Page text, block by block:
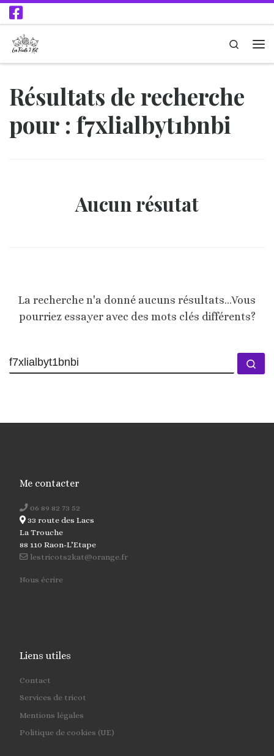
Passer au contenu
Search
Résultats de recherche
pour : f7xlialbyt1bnbi
Aucun résutat
La recherche n'a donné aucuns résultats...Vous
pourriez essayer avec des mots clés différents?
Me contacter
06 89 82 73 52
33 route des Lacs
La Trouche
88 110 Raon-L’Etape
lestricots2kat@orange.fr
Nous écrire
Liens utiles
Contact
Services de tricot
Mentions légales
Politique de cookies (UE)